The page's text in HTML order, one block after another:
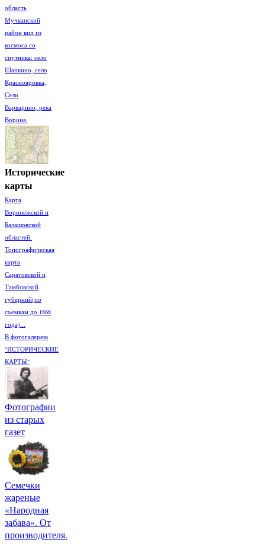
область
Мучкапский
район вид из
космоса со
спутника: село
Шапкино, село
Краснояровка,
Село
Варварино, река
Ворона.
Исторические
карты
Карта
Воронежской и
Балашовской
областей.
Топографическая
карта
Саратовской и
Тамбовской
губерний(по
съемкам до 1868
года)...
В фотогалерею
"ИСТОРИЧЕСКИЕ
КАРТЫ"
Фотографии
из старых
газет
Семечки
жареные
«Народная
забава». От
производителя.